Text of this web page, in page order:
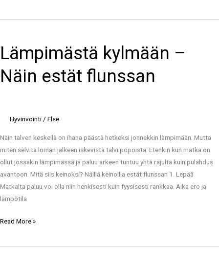
Lämpimästä kylmään –
Näin estät flunssan
Hyvinvointi / Else
Näin talven keskellä on ihana päästä hetkeksi jonnekkin lämpimään. Mutta
miten selvitä loman jälkeen iskevistä talvi pöpöistä. Etenkin kun matka on
ollut jossakin lämpimässä ja paluu arkeen tuntuu yhtä rajulta kuin pulahdus
avantoon. Mitä siis keinoksi? Näillä keinoilla estät flunssan 1. Lepää
Matkalta paluu voi olla niin henkisesti kuin fyysisesti rankkaa. Aika ero ja
lämpötila
Näin
estät
Read More »